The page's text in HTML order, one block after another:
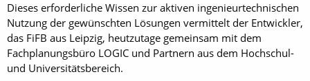
Dieses erforderliche Wissen zur aktiven ingenieurtechnischen
Nutzung der gewünschten Lösungen vermittelt der Entwickler,
das FiFB aus Leipzig, heutzutage gemeinsam mit dem
Fachplanungsbüro LOGIC und Partnern aus dem Hochschul-
und Universitätsbereich.